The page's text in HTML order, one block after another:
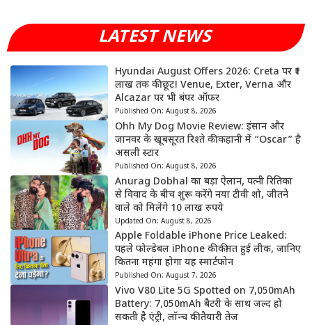
LATEST NEWS
Hyundai August Offers 2026: Creta पर ₹1
लाख तक की छूट! Venue, Exter, Verna और
Alcazar पर भी बंपर ऑफर
Published On: August 8, 2026
Ohh My Dog Movie Review: इंसान और
जानवर के खूबसूरत रिश्ते की कहानी में “Oscar” है
असली स्टार
Published On: August 8, 2026
Anurag Dobhal का बड़ा ऐलान, पत्नी रितिका
से विवाद के बीच शुरू करेंगे नया टीवी शो, जीतने
वाले को मिलेंगे 10 लाख रुपये
Updated On: August 8, 2026
Apple Foldable iPhone Price Leaked:
पहले फोल्डेबल iPhone की कीमत हुई लीक, जानिए
कितना महंगा होगा यह स्मार्टफोन
Published On: August 7, 2026
Vivo V80 Lite 5G Spotted on 7,050mAh
Battery: 7,050mAh बैटरी के साथ जल्द हो
सकती है एंट्री, लॉन्च की तैयारी तेज